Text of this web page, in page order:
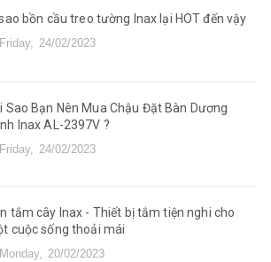
bồn cầu treo tường Inax lại HOT đến vậy
Friday, 24/02/2023
Sao Bạn Nên Mua Chậu Đặt Bàn Dương
Inax AL-2397V ?
Friday, 24/02/2023
tắm cây Inax - Thiết bị tắm tiện nghi cho
cuộc sống thoải mái
Monday, 20/02/2023